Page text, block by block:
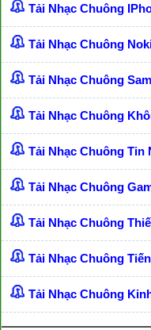
Tải Nhạc Chuông
Tải Nhạc Chuông
Tải Nhạc Chuông
Tải Nhạc Chuông
Tải Nhạc Chuông Tin
Tải Nhạc Chuông
Tải Nhạc Chuông
Tải Nhạc Chuông
Tải Nhạc Chuông